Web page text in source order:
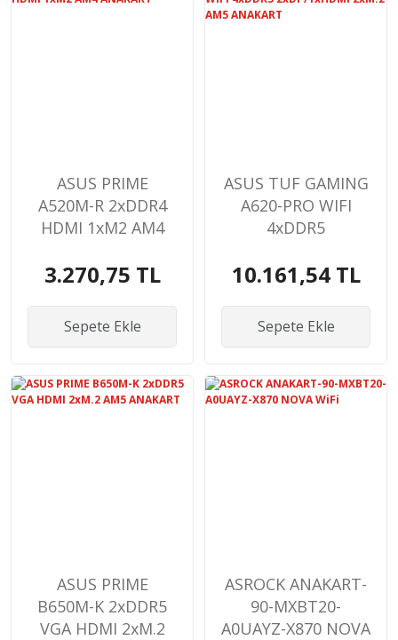
ASUS PRIME
A520M-R 2xDDR4
HDMI 1xM2 AM4
3.270,75 TL
Sepete Ekle
ASUS TUF GAMING
A620-PRO WIFI
4xDDR5
2xM.2 AM5
10.161,54 TL
Sepete Ekle
ASUS PRIME
B650M-K 2xDDR5
VGA HDMI 2xM.2
ASROCK ANAKART-
90-MXBT20-
A0UAYZ-X870 NOVA